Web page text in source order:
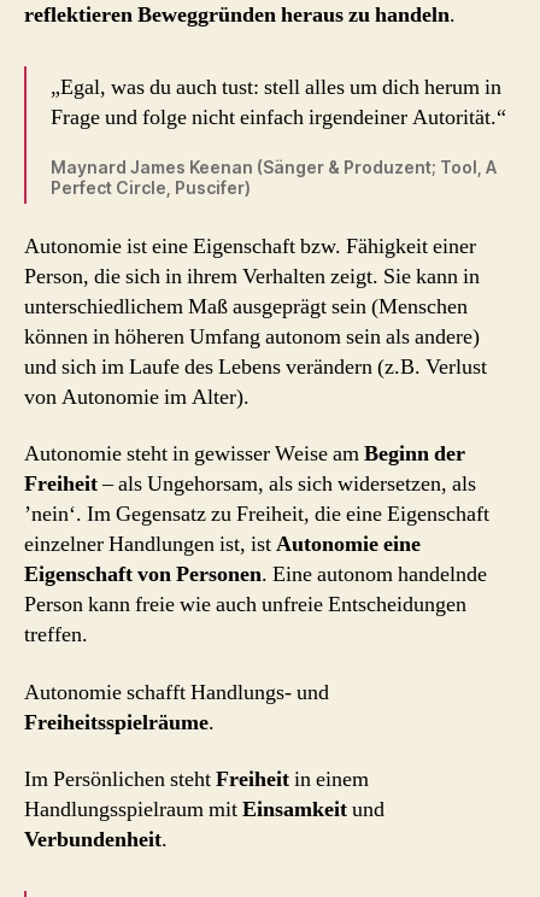
reflektieren Beweggründen heraus zu handeln.
„Egal, was du auch tust: stell alles um dich herum in
Frage und folge nicht einfach irgendeiner Autorität.“
Maynard James Keenan (Sänger & Produzent; Tool, A
Perfect Circle, Puscifer)
Autonomie ist eine Eigenschaft bzw. Fähigkeit einer
Person, die sich in ihrem Verhalten zeigt. Sie kann in
unterschiedlichem Maß ausgeprägt sein (Menschen
können in höheren Umfang autonom sein als andere)
und sich im Laufe des Lebens verändern (z.B. Verlust
von Autonomie im Alter).
Autonomie steht in gewisser Weise amBeginn der
Freiheit– als Ungehorsam, als sich widersetzen, als
’nein‘. Im Gegensatz zu Freiheit, die eine Eigenschaft
einzelner Handlungen ist, istAutonomie eine
Eigenschaft von Personen. Eine autonom handelnde
Person kann freie wie auch unfreie Entscheidungen
treffen.
Autonomie schafft Handlungs- und
Freiheitsspielräume.
Im Persönlichen stehtFreiheitin einem
Handlungsspielraum mitEinsamkeitund
Verbundenheit.